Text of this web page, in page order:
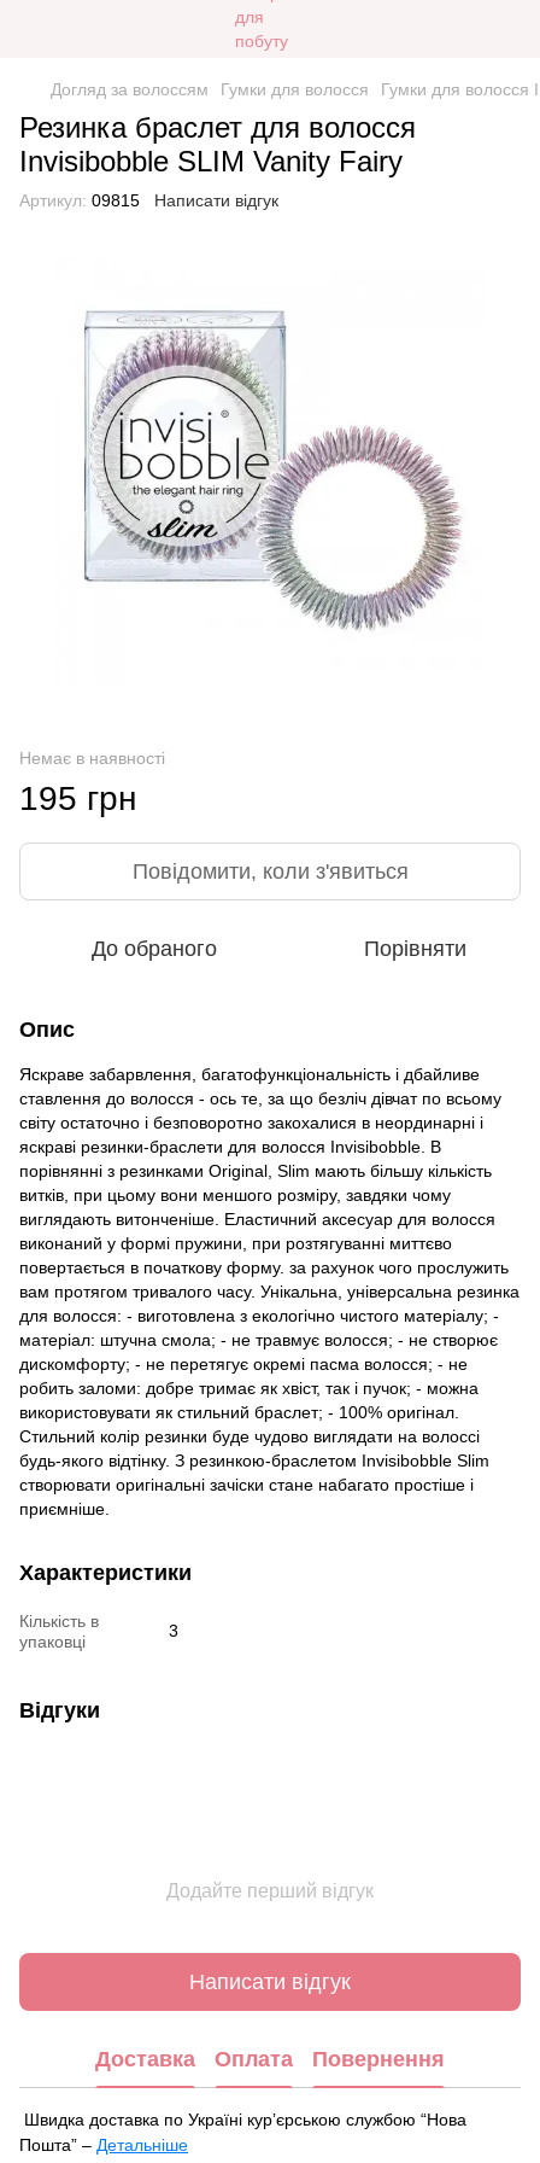
Догляд за волоссям Гумки для волосся Гумки для волосся
Резинка браслет для волосся
Invisibobble SLIM Vanity Fairy
Артикул: 09815 Написати відгук
Немає в наявності
195 грн
Повідомити, коли з'явиться
До обраного Порівняти
Опис
Яскраве забарвлення, багатофункціональність і дбайливе
ставлення до волосся - ось те, за що безліч дівчат по всьому
світу остаточно і безповоротно закохалися в неординарні і
яскраві резинки-браслети для волосся Invisibobble. В
порівнянні з резинками Original, Slim мають більшу кількість
витків, при цьому вони меншого розміру, завдяки чому
виглядають витонченіше. Еластичний аксесуар для волосся
виконаний у формі пружини, при розтягуванні миттєво
повертається в початкову форму. за рахунок чого прослужить
вам протягом тривалого часу. Унікальна, універсальна резинка
для волосся: - виготовлена з екологічно чистого матеріалу; -
матеріал: штучна смола; - не травмує волосся; - не створює
дискомфорту; - не перетягує окремі пасма волосся; - не
робить заломи: добре тримає як хвіст, так і пучок; - можна
використовувати як стильний браслет; - 100% оригінал.
Стильний колір резинки буде чудово виглядати на волоссі
будь-якого відтінку. З резинкою-браслетом Invisibobble Slim
створювати оригінальні зачіски стане набагато простіше і
приємніше.
Характеристики
Кількість в
упаковці
3
Відгуки
Додайте перший відгук
Написати відгук
Доставка Оплата Повернення
Швидка доставка по Україні курʼєрською службою “Нова
Пошта” – Детальніше